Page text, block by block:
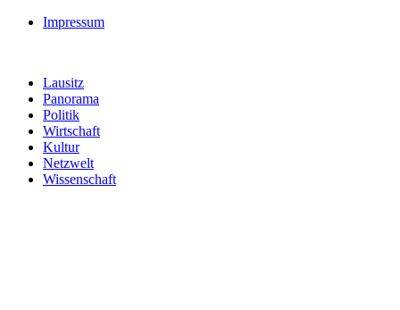
Impressum
Lausitz
Panorama
Politik
Wirtschaft
Kultur
Netzwelt
Wissenschaft